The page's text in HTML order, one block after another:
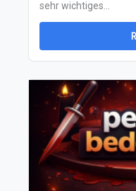
sehr wichtiges...